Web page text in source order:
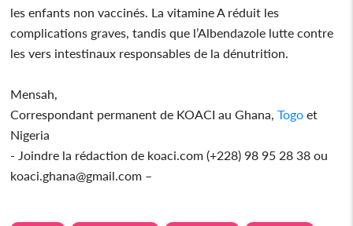
les enfants non vaccinés. La vitamine A réduit les
complications graves, tandis que l’Albendazole lutte contre
les vers intestinaux responsables de la dénutrition.
Mensah,
Correspondant permanent de KOACI au Ghana,Togo et
Nigeria
- Joindre la rédaction de koaci.com (+228) 98 95 28 38 ou
koaci.ghana@gmail.com –